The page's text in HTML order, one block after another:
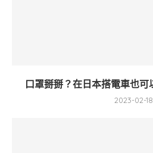
口罩掰掰？在日本搭電車也
2023-02-18